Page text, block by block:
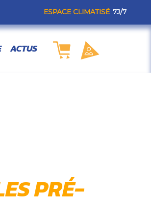
ESPACE CLIMATISÉ 7J/7
ACTUS
PRÉ-